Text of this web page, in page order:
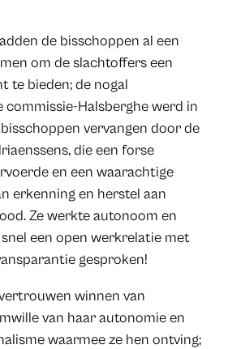
de bisschoppen al een
om de slachtoffers een
te bieden; de nogal
Halsberghe werd in
vervangen door de
die een forse
en een waarachtige
erkenning en herstel aan
Ze werkte autonoom en
een open werkrelatie met
gesproken!
winnen van
van haar autonomie en
waarmee ze hen ontving;